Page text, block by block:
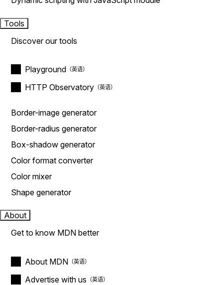
Tools
Discover our tools
Playground
HTTP Observatory
Border-image generator
Border-radius generator
Box-shadow generator
Color format converter
Color mixer
Shape generator
About
Get to know MDN better
About MDN
Advertise with us